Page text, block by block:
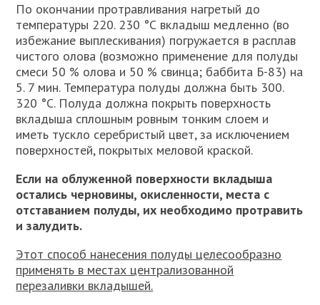
По окончании протравливания нагретый до
температуры 220. 230 °С вкладыш медленно (во
избежание выплескивания) погружается в расплав
чистого олова (возможно применение для полуды
смеси 50 % олова и 50 % свинца; баббита Б-83) на
5. 7 мин. Температура полуды должна быть 300.
320 °С. Полуда должна покрыть поверхность
вкладыша сплошным ровным тонким слоем и
иметь тускло серебристый цвет, за исключением
поверхностей, покрытых меловой краской.
Если на облуженной поверхности вкладыша
остались черновины, окисленности, места с
отставанием полуды, их необходимо протравить
и залудить.
Этот способ нанесения полуды целесообразно
применять в местах централизованной
перезаливки вкладышей.